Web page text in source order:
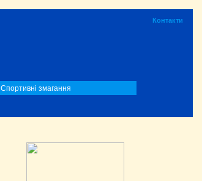
Контакти
Спортивні змагання